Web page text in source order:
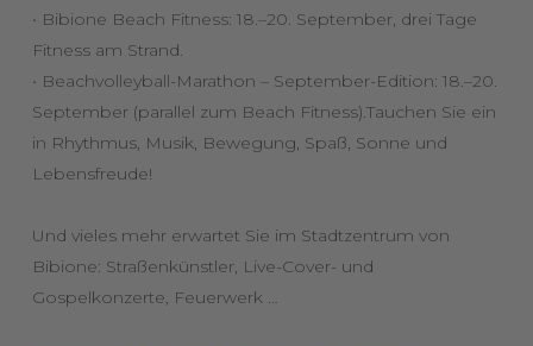
• Bibione Beach Fitness: 18.–20. September, drei Tage
Fitness am Strand.
• Beachvolleyball-Marathon – September-Edition: 18.–20.
September (parallel zum Beach Fitness).Tauchen Sie ein
in Rhythmus, Musik, Bewegung, Spaß, Sonne und
Lebensfreude!
Und vieles mehr erwartet Sie im Stadtzentrum von
Bibione: Straßenkünstler, Live-Cover- und
Gospelkonzerte, Feuerwerk …